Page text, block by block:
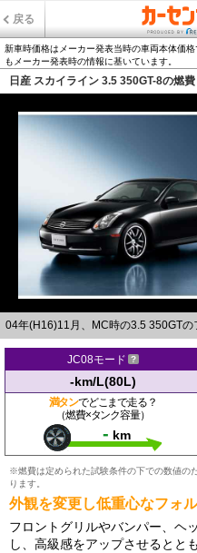
戻る
新車時価格はメーカー発表当時の車両本体価
もメーカー発表時の情報に基いています。
日産 スカイライン 3.5 350GT-8の燃費
04年(H16)11月、MC時の3.5 350GTの
JC08モード
-km/L(80L)
満タンでどこまで走る？
（燃費×タンク容量）
- km
※燃費は定められた試験条件の下での数値の
ります。
外観を変更し低重心なフォ
フロントグリルやバンパー、ヘ
し、高級感をアップさせるとと